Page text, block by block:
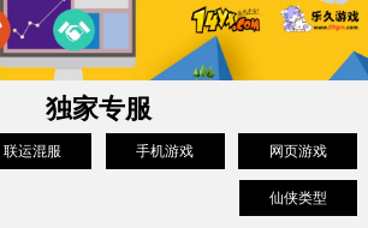
独家专服
联运混服 手机游戏 网页游戏
仙侠类型